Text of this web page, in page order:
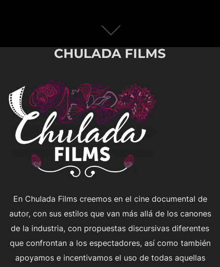
Scroll
abajo
para
el
contenido
CHULADA FILMS
En Chulada Films creemos en el cine documental de
autor, con sus estilos que van más allá de los canones
de la industria, con propuestas discursivas diferentes
que confrontan a los espectadores, así como también
apoyamos e incentivamos el uso de todas aquellas